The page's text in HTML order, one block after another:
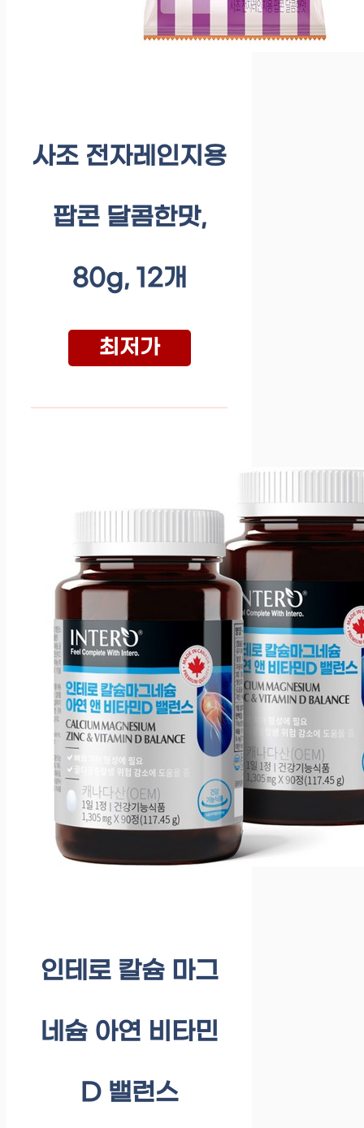
사조 전자레인지용
팝콘 달콤한맛,
80g, 12개
최저가
인테로 칼슘 마그
네슘 아연 비타민
D 밸런스